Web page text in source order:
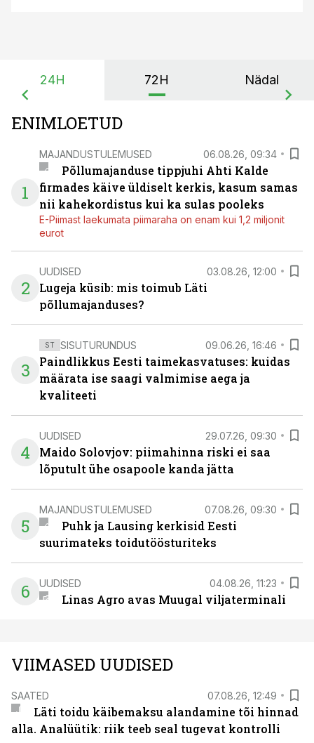
24H 72H Nädal
ENIMLOETUD
1
MAJANDUSTULEMUSED 06.08.26, 09:34
Põllumajanduse tippjuhi Ahti Kalde
firmades käive üldiselt kerkis, kasum samas
nii kahekordistus kui ka sulas pooleks
E-Piimast laekumata piimaraha on enam kui 1,2 miljonit
eurot
2
UUDISED 03.08.26, 12:00
Lugeja küsib: mis toimub Läti
põllumajanduses?
3
ST SISUTURUNDUS 09.06.26, 16:46
Paindlikkus Eesti taimekasvatuses: kuidas
määrata ise saagi valmimise aega ja
kvaliteeti
4
UUDISED 29.07.26, 09:30
Maido Solovjov: piimahinna riski ei saa
lõputult ühe osapoole kanda jätta
5
MAJANDUSTULEMUSED 07.08.26, 09:30
Puhk ja Lausing kerkisid Eesti
suurimateks toidutöösturiteks
6 UUDISED 04.08.26, 11:23
Linas Agro avas Muugal viljaterminali
VIIMASED UUDISED
SAATED 07.08.26, 12:49
Läti toidu käibemaksu alandamine tõi hinnad
alla. Analüütik: riik teeb seal tugevat kontrolli